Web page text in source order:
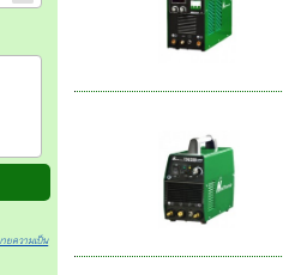
ยความเป็น